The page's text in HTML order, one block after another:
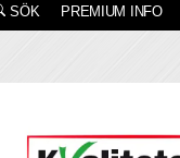
SÖK PREMIUM INFO